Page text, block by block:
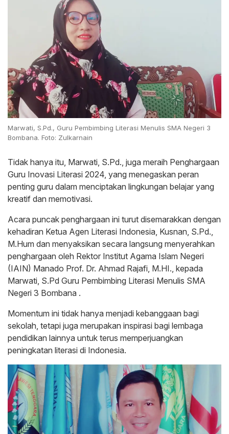
Marwati, S.Pd., Guru Pembimbing Literasi Menulis SMA Negeri 3
Bombana. Foto: Zulkarnain
Tidak hanya itu, Marwati, S.Pd., juga meraih Penghargaan
Guru Inovasi Literasi 2024, yang menegaskan peran
penting guru dalam menciptakan lingkungan belajar yang
kreatif dan memotivasi.
Acara puncak penghargaan ini turut disemarakkan dengan
kehadiran Ketua Agen Literasi Indonesia, Kusnan, S.Pd.,
M.Hum dan menyaksikan secara langsung menyerahkan
penghargaan oleh Rektor Institut Agama Islam Negeri
(IAIN) Manado Prof. Dr. Ahmad Rajafi, M.HI., kepada
Marwati, S.Pd Guru Pembimbing Literasi Menulis SMA
Negeri 3 Bombana .
Momentum ini tidak hanya menjadi kebanggaan bagi
sekolah, tetapi juga merupakan inspirasi bagi lembaga
pendidikan lainnya untuk terus memperjuangkan
peningkatan literasi di Indonesia.